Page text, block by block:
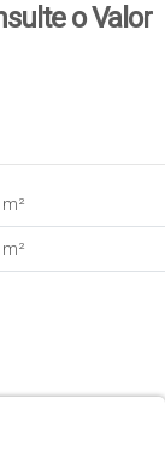
o Valor
m²
m²